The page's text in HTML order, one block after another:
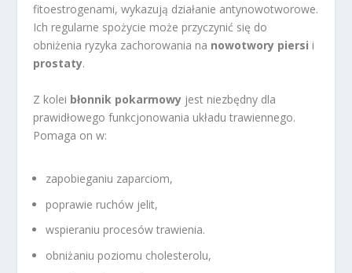
fitoestrogenami, wykazują działanie antynowotworowe.
Ich regularne spożycie może przyczynić się do
obniżenia ryzyka zachorowania na nowotwory piersi i
prostaty.
Z kolei błonnik pokarmowy jest niezbędny dla
prawidłowego funkcjonowania układu trawiennego.
Pomaga on w:
zapobieganiu zaparciom,
poprawie ruchów jelit,
wspieraniu procesów trawienia.
obniżaniu poziomu cholesterolu,